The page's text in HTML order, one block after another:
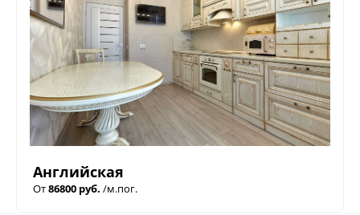
Английская
От86800 руб. /м.пог.